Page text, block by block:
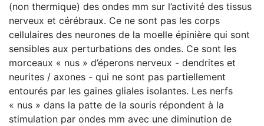
(non thermique) des ondes mm sur l’activité des tissus
nerveux et cérébraux. Ce ne sont pas les corps
cellulaires des neurones de la moelle épinière qui sont
sensibles aux perturbations des ondes. Ce sont les
morceaux « nus » d’éperons nerveux - dendrites et
neurites / axones - qui ne sont pas partiellement
entourés par les gaines gliales isolantes. Les nerfs
« nus » dans la patte de la souris répondent à la
stimulation par ondes mm avec une diminution de